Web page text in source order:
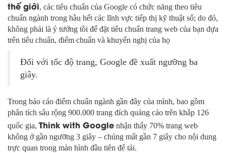
thế giới, các tiêu chuẩn của Google có chức năng theo tiêu
chuẩn ngành trong hầu hết các lĩnh vực tiếp thị kỹ thuật số; do đó,
không phải là ý tưởng tồi để đặt tiêu chuẩn trang web của bạn dựa
trên tiêu chuẩn, điểm chuẩn và khuyến nghị của họ
Đối với tốc độ trang, Google đề xuất ngưỡng ba
giây.
Trong báo cáo điểm chuẩn ngành gần đây của mình, bao gồm
phân tích sâu rộng 900.000 trang đích quảng cáo trên khắp 126
quốc gia, Think with Google nhận thấy 70% trang web
không ở gần ngưỡng 3 giây – chúng mất gần 7 giây cho nội dung
trực quan trong màn hình đầu tiên để tải.